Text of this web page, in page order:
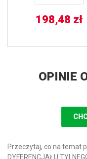
198,48 zł
OPINIE
Przeczytaj, co na temat
DYFERENCJAŁU